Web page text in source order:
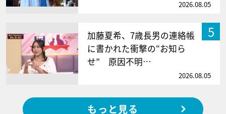
2026.08.05
5
加藤夏希、7歳長男の連絡帳
に書かれた衝撃の“お知ら
せ” 原因不明…
2026.08.05
もっと見る